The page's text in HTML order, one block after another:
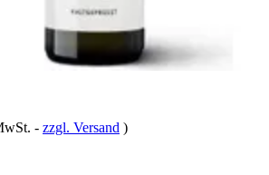
- zzgl. Versand )